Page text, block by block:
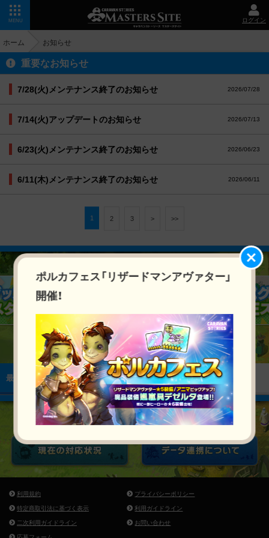
MENU ログイン
ホーム お知らせ
重要なお知らせ
7/28(火)メンテナンス終了のお知らせ 2026/07/28
7/14(火)アップデートのお知らせ 2026/07/13
6/23(火)メンテナンス終了のお知らせ 2026/06/23
6/11(木)メンテナンス終了のお知らせ 2026/06/11
1 2 3 > >>
最新のお知らせ お知らせ アップデート イベント
利用規約
プライバシーポリシー
特定商取引法に基づく表示
利用ガイドライン
二次利用ガイドライン
お問い合わせ
ポルカフェス「リザードマンアヴァター」
開催！